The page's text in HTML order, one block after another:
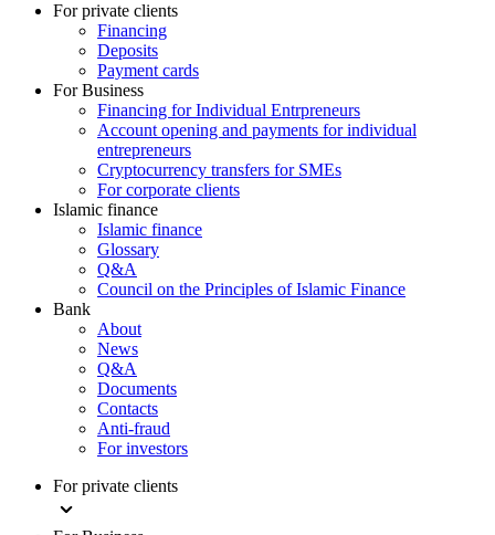
For private clients
Financing
Deposits
Payment cards
For Business
Financing for Individual Entrpreneurs
Account opening and payments for individual
entrepreneurs
Cryptocurrency transfers for SMEs
For corporate clients
Islamic finance
Islamic finance
Glossary
Q&A
Council on the Principles of Islamic Finance
Bank
About
News
Q&A
Documents
Contacts
Anti-fraud
For investors
For private clients